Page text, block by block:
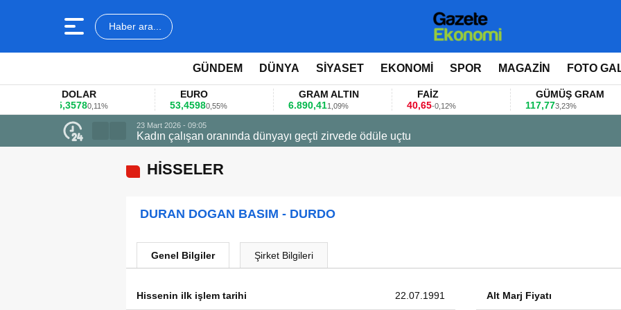
Haber ara...
GÜNDEM DÜNYA SİYASET EKONOMİ SPOR MAGAZİN FOTO
DOLAR
45,35780,11%
EURO
53,45980,55%
GRAM ALTIN
6.890,411,09%
40,65-0,12%
GÜMÜŞ GRAM
117,773,23%
23 Mart 2026 - 09:05
Kadın çalışan oranında dünyayı geçti zirvede ödüle uçtu
HİSSELER
DURAN DOGAN BASIM - DURDO
Genel Bilgiler Şirket Bilgileri
Hissenin ilk işlem tarihi 22.07.1991 Alt Marj Fiyatı